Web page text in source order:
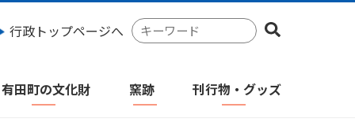
行政トップページへ
検
索
ワ
有田町の文化財 窯跡 刊行物・グッズ